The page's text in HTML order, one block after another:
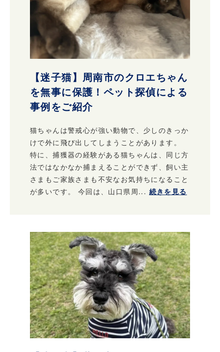
【迷子猫】周南市のクロエちゃん
を無事に保護！ペット探偵による
事例をご紹介
猫ちゃんは警戒心が強い動物で、少しのきっか
けで外に飛び出してしまうことがあります。
特に、捕獲器の経験がある猫ちゃんは、同じ方
法ではなかなか捕まえることができず、飼い主
さまもご家族さまも不安なお気持ちになること
が多いです。 今回は、山口県周... 続きを見る